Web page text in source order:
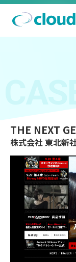
THE NEXT
株式会社 東北新